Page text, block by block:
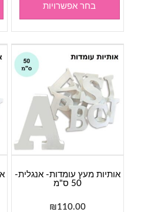
בחר אפשרויות
אותיות מעץ עומדות- אנגלית-
50 ס"מ
₪110.00